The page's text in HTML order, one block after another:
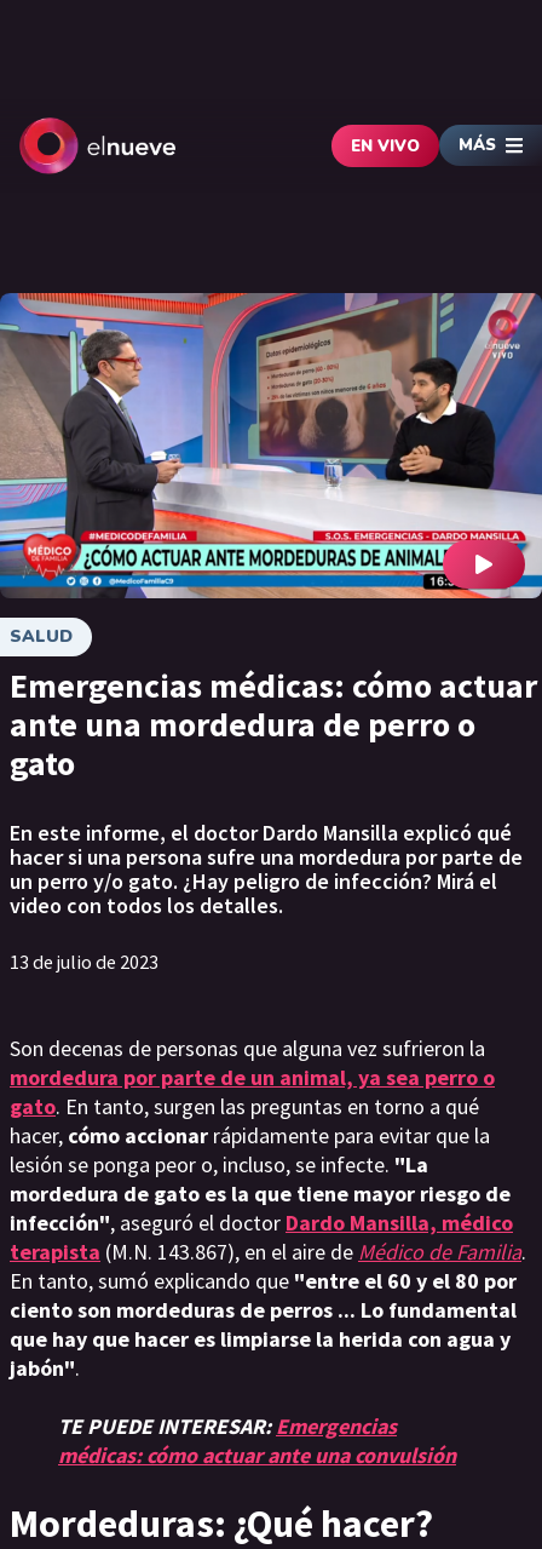
EN VIVO MÁS
SALUD
Emergencias médicas: cómo actuar
ante una mordedura de perro o
gato
En este informe, el doctor Dardo Mansilla explicó qué
hacer si una persona sufre una mordedura por parte de
un perro y/o gato. ¿Hay peligro de infección? Mirá el
video con todos los detalles.
13 de julio de 2023
Son decenas de personas que alguna vez sufrieron la
mordedura por parte de un animal, ya sea perro o
gato. En tanto, surgen las preguntas en torno a qué
hacer, cómo accionar rápidamente para evitar que la
lesión se ponga peor o, incluso, se infecte. "La
mordedura de gato es la que tiene mayor riesgo de
infección", aseguró el doctor Dardo Mansilla, médico
terapista (M.N. 143.867), en el aire de Médico de Familia.
En tanto, sumó explicando que "entre el 60 y el 80 por
ciento son mordeduras de perros ... Lo fundamental
que hay que hacer es limpiarse la herida con agua y
jabón".
TE PUEDE INTERESAR:Emergencias
médicas: cómo actuar ante una convulsión
Mordeduras: ¿Qué hacer?